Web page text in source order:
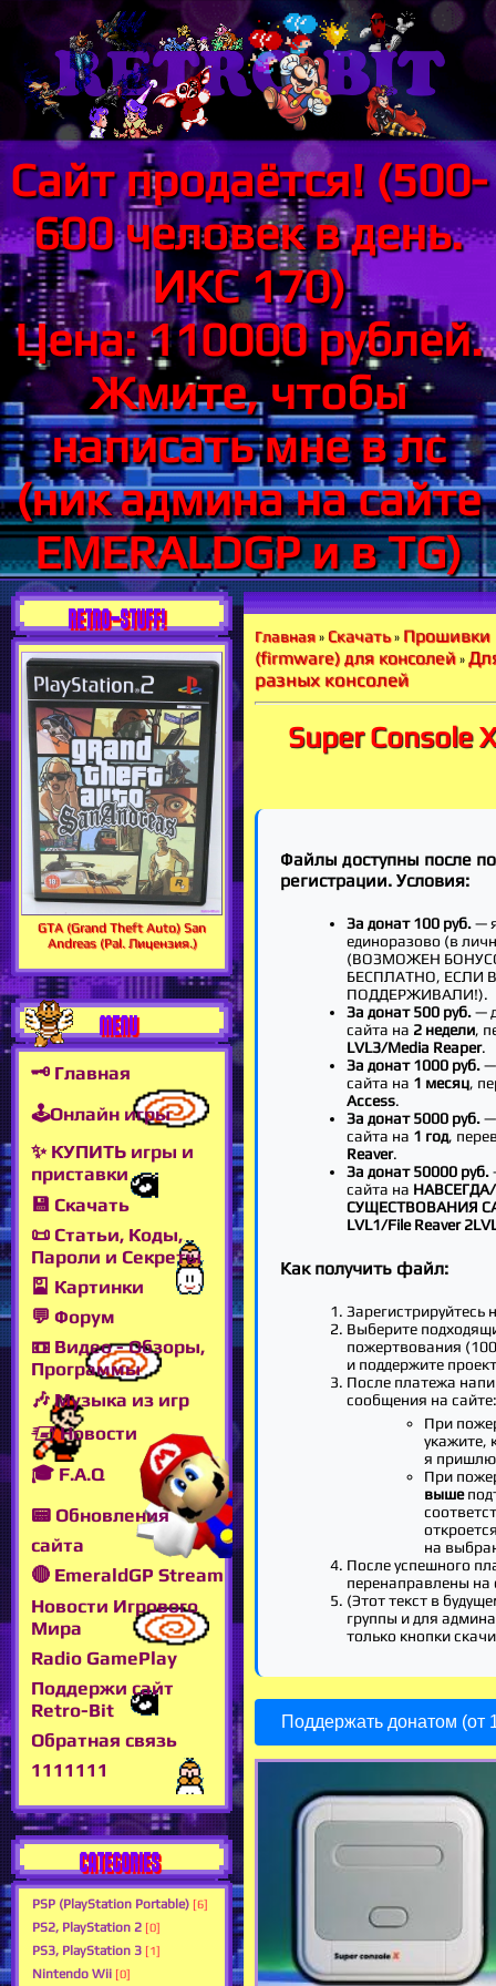
Сайт продаётся! (500-
600 человек в день.
ИКС 170)
Цена: 110000 рублей.
Жмите, чтобы
написать мне в лс
(ник админа на сайте
EMERALDGP и в TG)
RETRO-STUFF!
GTA (Grand Theft Auto) San
Andreas (Pal. Лицензия.)
MENU
🗝 Главная
🕹Онлайн игры
✨ КУПИТЬ игры и
приставки
💾 Скачать
📜 Статьи, Коды,
Пароли и Секреты
🎴 Картинки
💬 Форум
📼 Видео - Обзоры,
Программы
🎶 Музыка из игр
🖅 Новости
🎓 F.A.Q
📟 Обновления
сайта
🔴 EmeraldGP Stream
Новости Игрового
Мира
Radio GamePlay
Поддержи сайт
Retro-Bit
Обратная связь
1111111
CATEGORIES
PSP (PlayStation Portable) [6]
PS2, PlayStation 2 [0]
PS3, PlayStation 3 [1]
Nintendo Wii [0]
Главная » Скачать» Прошивки
(firmware) для консолей »
разных консолей
Super Console X
Файлы доступны после
регистрации. Условия:
За донат 100 руб.—
единоразово (в
(ВОЗМОЖЕН
БЕСПЛАТНО, ЕСЛИ
ПОДДЕРЖИВАЛИ!).
За донат 500 руб.—
сайта на 2 недели,
LVL3/Media Reaper.
За донат 1000 руб.—
сайта на 1 месяц,
Access.
За донат 5000 руб.—
сайта на 1 год,
Reaver.
За донат 50000 руб.
сайта на
СУЩЕСТВОВАНИЯ
LVL1/File Reaver
Как получить файл:
Зарегистрируйтесь
Выберите
пожертвования
и поддержите
После платежа
сообщения на сайте:
При
укажите,
я пришлю
При
выше
на
После успешного
перенаправлены на
(Этот текст в
группы и для
только кнопки
Поддержать донатом (от